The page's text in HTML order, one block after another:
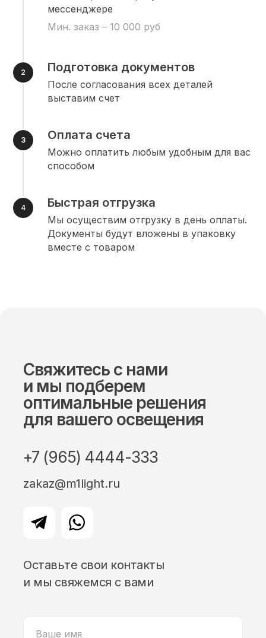
мессенджере
Мин. заказ – 10 000 руб
Подготовка документов
После согласования всех деталей
выставим счет
Оплата счета
Можно оплатить любым удобным для вас
способом
Быстрая отгрузка
Мы осуществим отгрузку в день оплаты.
Документы будут вложены в упаковку
вместе с товаром
+7 (965) 4444-333
Оставьте свои контакты
и мы свяжемся с вами
zakaz@m1light.ru
Свяжитесь с нами
и мы подберем
оптимальные решения
для вашего освещения